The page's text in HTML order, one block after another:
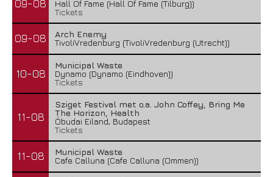
09-08
Hall Of Fame (Hall Of Fame (Tilburg))
Tickets
09-08
Arch Enemy
TivoliVredenburg (TivoliVredenburg (Utrecht))
10-08
Municipal Waste
Dynamo (Dynamo (Eindhoven))
Tickets
11-08
Sziget Festival met o.a. John Coffey, Bring Me
The Horizon, Health
Óbudai Eiland, Budapest
Tickets
11-08
Municipal Waste
Cafe Calluna (Cafe Calluna (Ommen))